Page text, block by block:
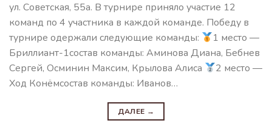
ул. Советская, 55а. В турнире приняло участие 12
команд по 4 участника в каждой команде. Победу в
турнире одержали следующие команды:
1 место —
Бриллиант-1состав команды: Аминова Диана, Бебнев
Сергей, Осминин Максим, Крылова Алиса
2 место —
Ход Конёмсостав команды: Иванов…
ДАЛЕЕ →